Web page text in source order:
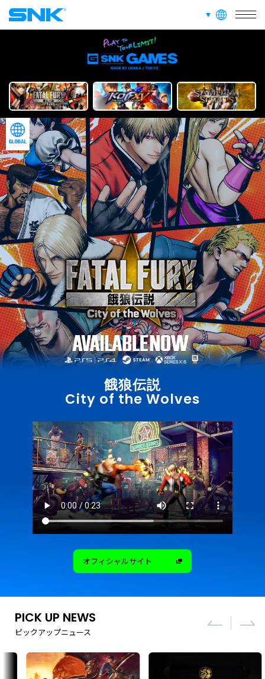
株式会社SNK 言語切り替え
餓狼伝説
City of the Wolves
オフィシャルサイト
PICK UP NEWS
ピックアップニュース